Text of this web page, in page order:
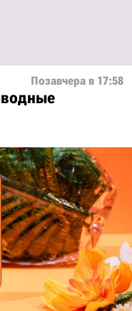
Позавчера в 17:58